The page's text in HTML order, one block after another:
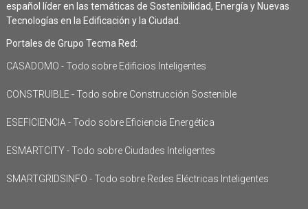
español líder en las temáticas de Sostenibilidad, Energía y Nuevas
Tecnologías en la Edificación y la Ciudad.
Portales de Grupo Tecma Red:
CASADOMO - Todo sobre Edificios Inteligentes
CONSTRUIBLE - Todo sobre Construcción Sostenible
ESEFICIENCIA - Todo sobre Eficiencia Energética
ESMARTCITY - Todo sobre Ciudades Inteligentes
SMARTGRIDSINFO - Todo sobre Redes Eléctricas Inteligentes